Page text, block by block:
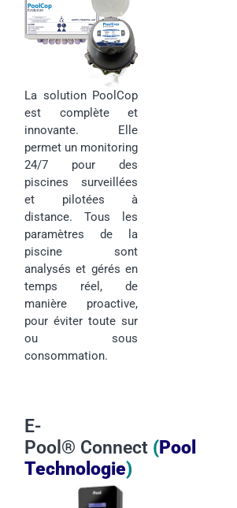
La solution PoolCop
est complète et
innovante. Elle
permet un monitoring
24/7 pour des
piscines surveillées
et pilotées à
distance. Tous les
paramètres de la
piscine sont
analysés et gérés en
temps réel, de
manière proactive,
pour éviter toute sur
ou sous
consommation.
E-
Pool ® Connect (Pool
Technologie)